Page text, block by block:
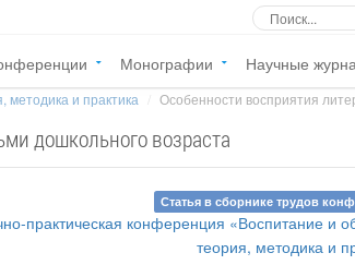
Монографии Научные
методика и практика Особенности восприятия
дошкольного возраста
Статья в сборнике трудов
практическая конференция «Воспитание и
теория, методика и